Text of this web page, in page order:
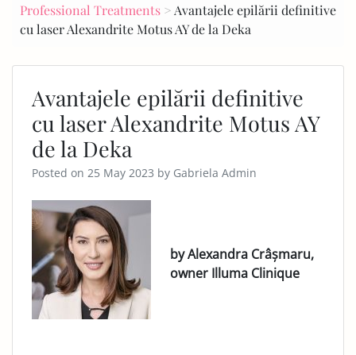
Professional Treatments > Avantajele epilării definitive
cu laser Alexandrite Motus AY de la Deka
Avantajele epilării definitive
cu laser Alexandrite Motus AY
de la Deka
Posted on 25 May 2023 by Gabriela Admin
by Alexandra Crâșmaru,
owner Illuma Clinique